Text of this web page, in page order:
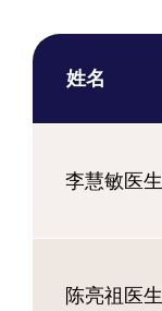
姓名
李慧敏医生
陈亮祖医生